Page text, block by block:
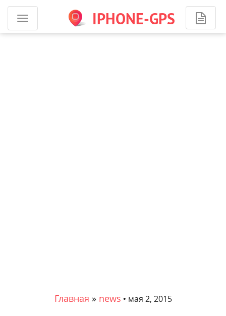
Программы
для
IPHONE-GPS
Главная » news • мая 2, 2015